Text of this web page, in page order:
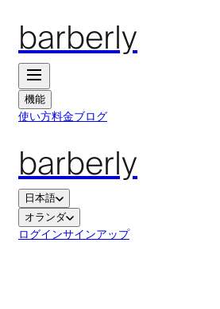
barberly
機能
使い方料金ブログ
barberly
日本語
オランダ
ログインサインアップ